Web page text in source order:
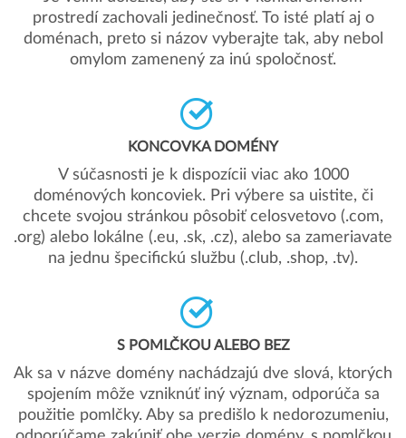
prostredí zachovali jedinečnosť. To isté platí aj o
doménach, preto si názov vyberajte tak, aby nebol
omylom zamenený za inú spoločnosť.
KONCOVKA DOMÉNY
V súčasnosti je k dispozícii viac ako 1000
doménových koncoviek. Pri výbere sa uistite, či
chcete svojou stránkou pôsobiť celosvetovo (.com,
.org) alebo lokálne (.eu, .sk, .cz), alebo sa zameriavate
na jednu špecifickú službu (.club, .shop, .tv).
S POMLČKOU ALEBO BEZ
Ak sa v názve domény nachádzajú dve slová, ktorých
spojením môže vzniknúť iný význam, odporúča sa
použitie pomlčky. Aby sa predišlo k nedorozumeniu,